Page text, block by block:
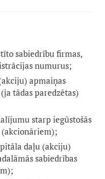
sabiedrību firmas,
numurus;
apmaiņas
tādas paredzētas)
starp iegūstošās
daļu (akciju)
sabiedrības